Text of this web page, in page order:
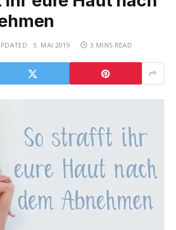
5. MAI 2019 3 MINS READ